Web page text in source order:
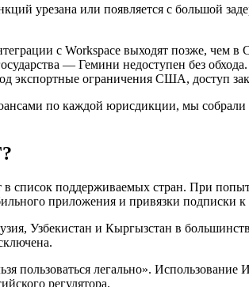
урезана или появляется с большой
с Workspace выходят позже, чем
— Гемини недоступен без обхода.
экспортные ограничения США, доступ
по каждой юрисдикции, мы
список поддерживаемых стран. При
приложения и привязки подписки к
Узбекистан и Кыргызстан в
пользоваться легально».
регулятора.